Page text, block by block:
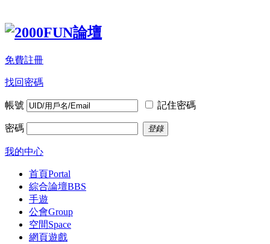
免費註冊
找回密碼
帳號 記住密碼
密碼 登錄
我的中心
首頁Portal
綜合論壇BBS
手遊
公會Group
空間Space
網頁遊戲